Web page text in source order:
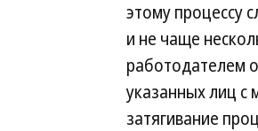
этому процессу
и не чаще
работодателем
указанных лиц с
затягивание